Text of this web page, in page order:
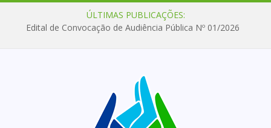
ÚLTIMAS PUBLICAÇÕES:
Edital de Convocação de Audiência Pública Nº 01/2026